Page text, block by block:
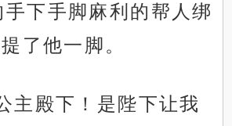
手下手脚麻利的帮人绑
了他一脚。
主殿下！是陛下让我